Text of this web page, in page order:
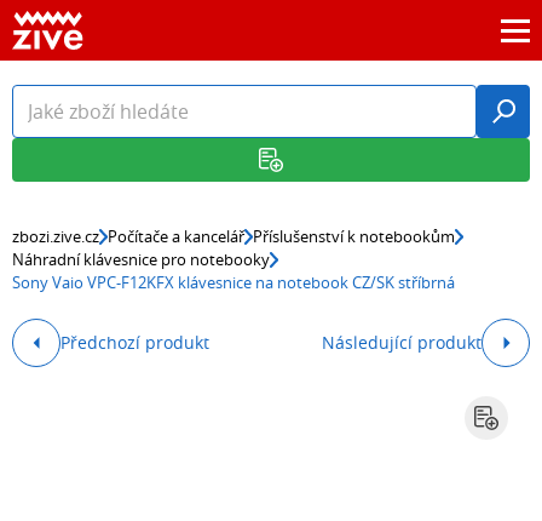
zbozi.zive.cz Počítače a kancelář Příslušenství k notebookům
Náhradní klávesnice pro notebooky
Sony Vaio VPC-F12KFX klávesnice na notebook CZ/SK stříbrná
Předchozí produkt Následující produkt